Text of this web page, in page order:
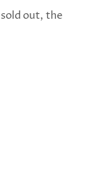
out, the